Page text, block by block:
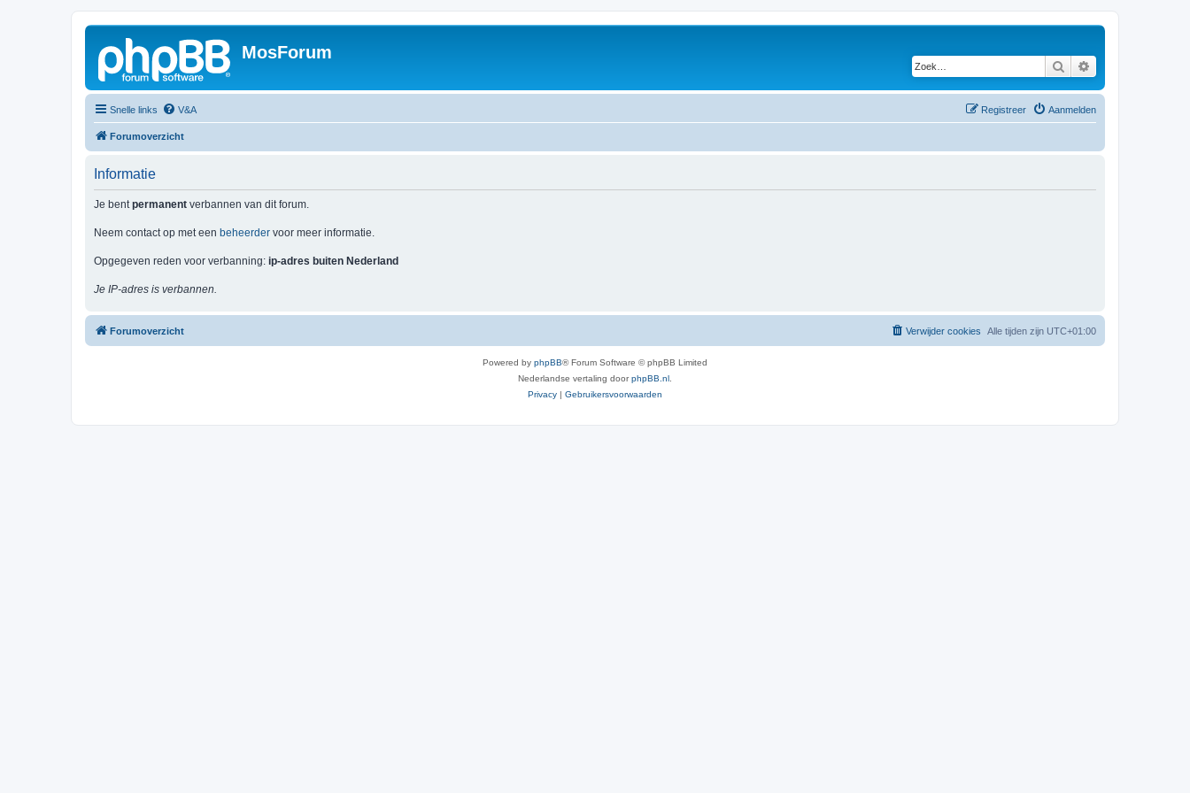
MosForum
Zoek
Snelle links V&A Aanmelden
Registreer
Forumoverzicht
Informatie
Je bentpermanent verbannen van dit forum.
Neem contact op met een beheerder voor meer informatie.
Opgegeven reden voor verbanning: ip-adres buiten Nederland
Je IP-adres is verbannen.
Forumoverzicht Alle tijden zijn UTC+01:00
Verwijder cookies
Powered by phpBB® Forum Software © phpBB Limited
Nederlandse vertaling doorphpBB.nl
Privacy | Gebruikersvoorwaarden